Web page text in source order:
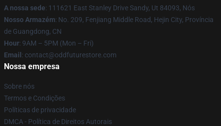
A nossa sede: 111621 East Stanley Drive Sandy, Ut 84093, Nós
Nosso Armazém: No. 209, Fenjiang Middle Road, Hejin City, Província
de Guangdong, CN
Hour: 9AM – 5PM (Mon – Fri)
Email : contact@oddfuturestore.com
Nossa empresa
Sobre nós
Termos e Condições
Políticas de privacidade
DMCA - Política de Direitos Autorais